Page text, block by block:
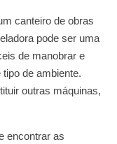
canteiro de obras
pode ser uma
de manobrar e
de ambiente.
outras máquinas,
encontrar as